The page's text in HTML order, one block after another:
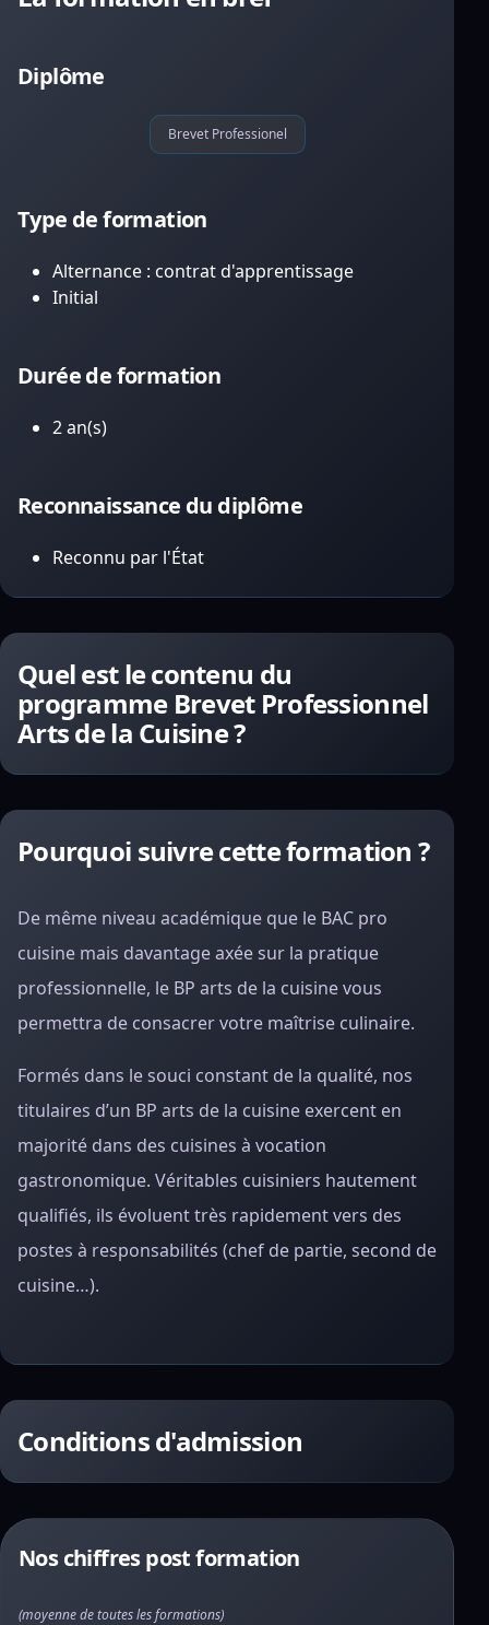
Diplôme
Brevet Professionel
Type de formation
Alternance : contrat d'apprentissage
Initial
Durée de formation
2 an(s)
Reconnaissance du diplôme
Reconnu par l'État
Quel est le contenu du
programme Brevet Professionnel
Arts de la Cuisine ?
Pourquoi suivre cette formation ?
De même niveau académique que le BAC pro
cuisine mais davantage axée sur la pratique
professionnelle, le BP arts de la cuisine vous
permettra de consacrer votre maîtrise culinaire.
Formés dans le souci constant de la qualité, nos
titulaires d’un BP arts de la cuisine exercent en
majorité dans des cuisines à vocation
gastronomique. Véritables cuisiniers hautement
qualifiés, ils évoluent très rapidement vers des
postes à responsabilités (chef de partie, second de
cuisine…).
Conditions d'admission
Nos chiffres post formation
(moyenne de toutes les formations)